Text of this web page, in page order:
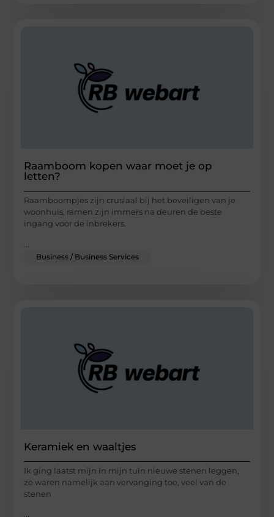
Raamboom kopen waar moet je op
letten?
Raamboompjes zijn crusiaal bij het beveiligen van je
woonhuis, ramen zijn immers na deuren de beste
ingang voor de inbrekers.
Business / Business Services
Keramiek en waaltjes
Ik ging laatst mijn in mijn tuin nieuwe stenen leggen,
ze waren namelijk aan vervanging toe, veel van de
stenen
...